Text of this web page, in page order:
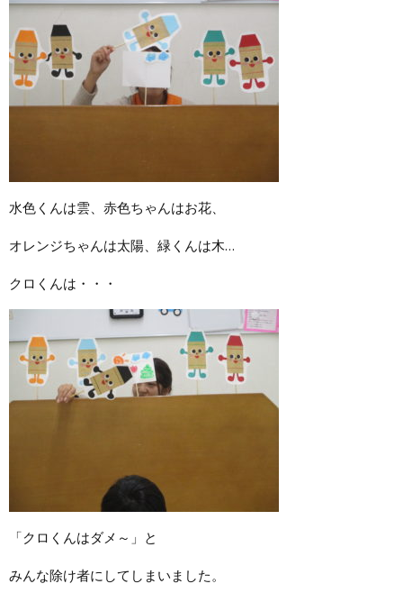
水色くんは雲、赤色ちゃんはお花、
オレンジちゃんは太陽、緑くんは木…
クロくんは・・・
「クロくんはダメ～」と
みんな除け者にしてしまいました。